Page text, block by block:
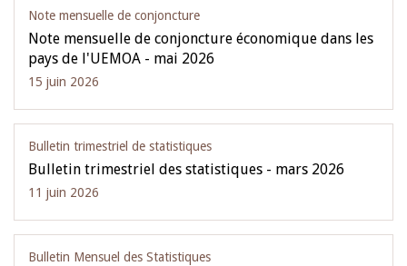
Note mensuelle de conjoncture
Note mensuelle de conjoncture économique dans les
pays de l'UEMOA - mai 2026
15 juin 2026
Bulletin trimestriel de statistiques
Bulletin trimestriel des statistiques - mars 2026
11 juin 2026
Bulletin Mensuel des Statistiques